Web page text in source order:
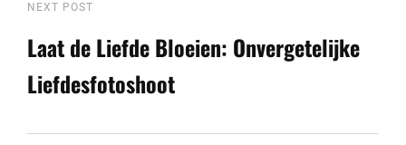
Next
Post
NEXT POST
Laat de Liefde Bloeien: Onvergetelijke
Liefdesfotoshoot